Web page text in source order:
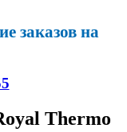
заказов на
Thermo